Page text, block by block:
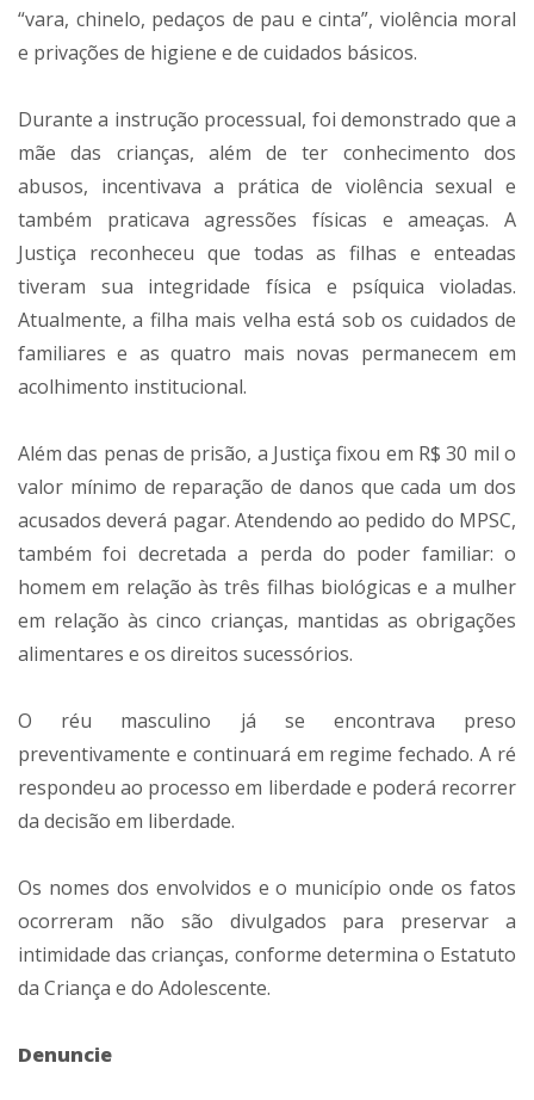
“vara, chinelo, pedaços de pau e cinta”, violência moral
e privações de higiene e de cuidados básicos.
Durante a instrução processual, foi demonstrado que a
mãe das crianças, além de ter conhecimento dos
abusos, incentivava a prática de violência sexual e
também praticava agressões físicas e ameaças. A
Justiça reconheceu que todas as filhas e enteadas
tiveram sua integridade física e psíquica violadas.
Atualmente, a filha mais velha está sob os cuidados de
familiares e as quatro mais novas permanecem em
acolhimento institucional.
Além das penas de prisão, a Justiça fixou em R$ 30 mil o
valor mínimo de reparação de danos que cada um dos
acusados deverá pagar. Atendendo ao pedido do MPSC,
também foi decretada a perda do poder familiar: o
homem em relação às três filhas biológicas e a mulher
em relação às cinco crianças, mantidas as obrigações
alimentares e os direitos sucessórios.
O réu masculino já se encontrava preso
preventivamente e continuará em regime fechado. A ré
respondeu ao processo em liberdade e poderá recorrer
da decisão em liberdade.
Os nomes dos envolvidos e o município onde os fatos
ocorreram não são divulgados para preservar a
intimidade das crianças, conforme determina o Estatuto
da Criança e do Adolescente.
Denuncie